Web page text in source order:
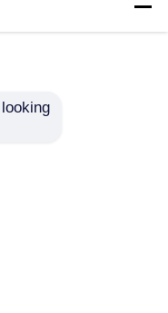
Skontaktuj się z